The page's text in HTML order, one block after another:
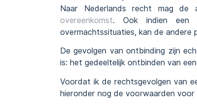
Naar Nederlands recht mag
overeenkomst. Ook indien een
overmachtssituaties, kan de
De gevolgen van ontbinding zijn
is: het gedeeltelijk ontbinden van
Voordat ik de rechtsgevolgen van
hieronder nog de voorwaarden voor